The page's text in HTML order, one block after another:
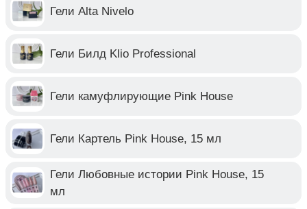
Гели Alta Nivelo
Гели Билд Klio Professional
Гели камуфлирующие Pink House
Гели Картель Pink House, 15 мл
Гели Любовные истории Pink House, 15
мл